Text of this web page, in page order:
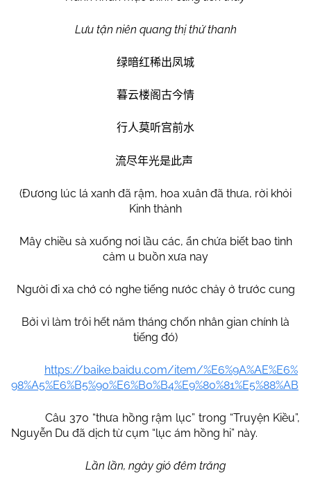
Lưu tận niên quang thị thử thanh
绿暗红稀出凤城
暮云楼阁古今情
行人莫听宫前水
流尽年光是此声
(Đương lúc lá xanh đã rậm, hoa xuân đã thưa, rời khỏi
Kinh thành
Mây chiều sà xuống nơi lầu các, ẩn chứa biết bao tình
cảm u buồn xưa nay
Người đi xa chớ có nghe tiếng nước chảy ở trước cung
Bởi vì làm trôi hết năm tháng chốn nhân gian chính là
tiếng đó)
https://baike.baidu.com/item/%E6%9A%AE%E6%
98%A5%E6%B5%90%E6%B0%B4%E9%80%81%E5%88%AB
Câu 370 “thưa hồng rậm lục” trong “Truyện Kiều”,
Nguyễn Du đã dịch từ cụm “lục ám hồng hi” này.
Lần lần, ngày gió đêm trăng